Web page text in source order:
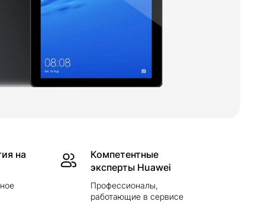
на
Компетентные
эксперты Huawei
Профессионалы,
работающие в сервисе